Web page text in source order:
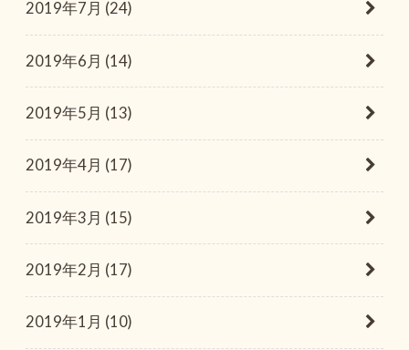
2019年7月 (24)
2019年6月 (14)
2019年5月 (13)
2019年4月 (17)
2019年3月 (15)
2019年2月 (17)
2019年1月 (10)